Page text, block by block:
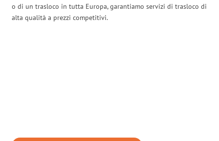
o di un trasloco in tutta Europa, garantiamo servizi di trasloco di
alta qualità a prezzi competitivi.